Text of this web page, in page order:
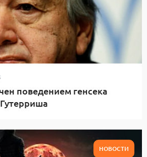
поведением генсека
НОВОСТИ